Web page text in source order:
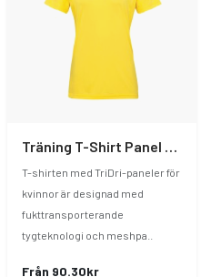
Träning T-Shirt Panel Dam
T-shirten med TriDri-paneler för
kvinnor är designad med
fukttransporterande
tygteknologi och meshpa..
Från 90.30kr